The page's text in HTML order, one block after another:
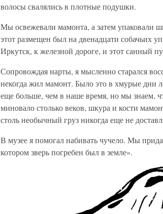
волосы свалялись в плотные подушки.
Мы освежевали мамонта, а затем упаковали
этот размещен был на двенадцати собачьих
Иркутск, к железной дороге, и этот санный
Сопровождая нарты, я мысленно старался
некогда жил мамонт. Было это в хмурые дни
еще больше, чем в наше время, но мы знаем,
миновало столько веков, шкура и кости
столь необычный груз никогда еще не
В музее я помогал набивать чучело. Мы
котором зверь погребен был в земле».